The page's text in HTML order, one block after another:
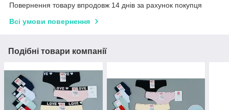
Повернення товару впродовж 14 днів за рахунок покупця
Всі умови повернення
Подібні товари компанії